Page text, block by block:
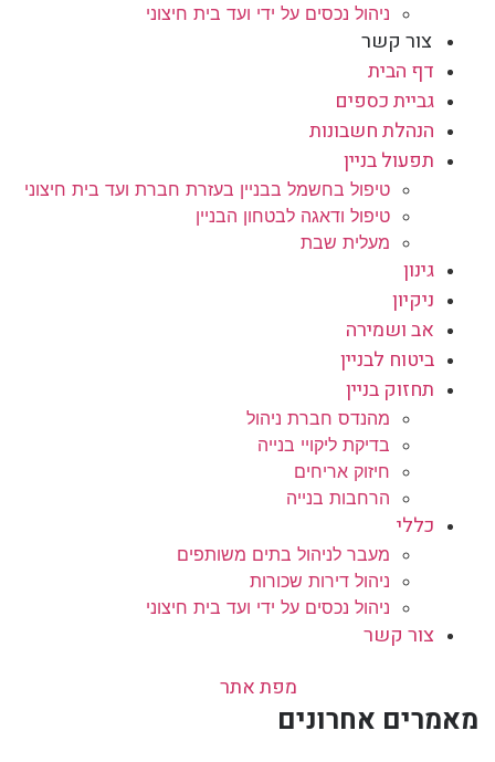
ניהול נכסים על ידי ועד בית חיצוני
צור קשר
דף הבית
גביית כספים
הנהלת חשבונות
תפעול בניין
טיפול בחשמל בבניין בעזרת חברת ועד בית חיצוני
טיפול ודאגה לבטחון הבניין
מעלית שבת
גינון
ניקיון
אב ושמירה
ביטוח לבניין
תחזוק בניין
מהנדס חברת ניהול
בדיקת ליקויי בנייה
חיזוק אריחים
הרחבות בנייה
כללי
מעבר לניהול בתים משותפים
ניהול דירות שכורות
ניהול נכסים על ידי ועד בית חיצוני
צור קשר
מפת אתר
מאמרים אחרונים